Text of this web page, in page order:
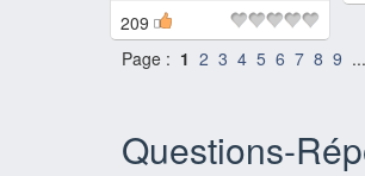
209
Page : 1 2 3 4 5 6 7 8 9 ...
Questions-